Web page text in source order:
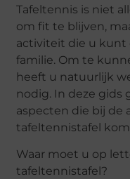
Tafeltennis is niet
om fit te blijven,
activiteit die u kunt
familie. Om te
heeft u natuurlijk
nodig. In deze gids
aspecten die bij de
tafeltennistafel
Waar moet u op
tafeltennistafel?